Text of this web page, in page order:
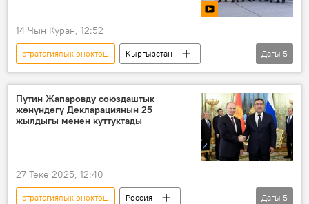
14 Чын Куран, 12:52
стратегиялык өнөктөш
Кыргызстан
Россия
Сергей Вакунов
көргөзмө
курулуш
Дагы 5
Путин Жапаровду союздаштык
жөнүндөгү Декларациянын 25
жылдыгы менен куттуктады
27 Теке 2025, 12:40
стратегиялык өнөктөш
Россия
Дагы 5